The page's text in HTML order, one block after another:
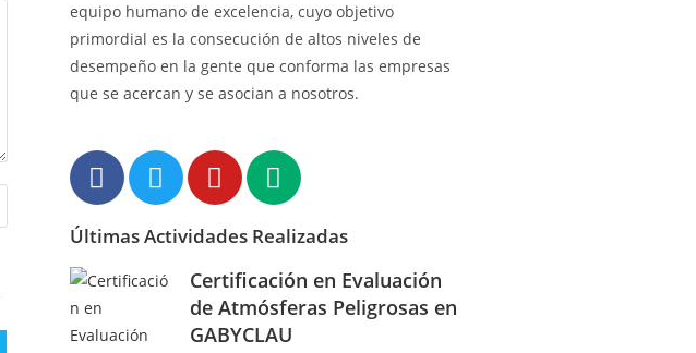
equipo humano de excelencia, cuyo objetivo
primordial es la consecución de altos niveles de
desempeño en la gente que conforma las empresas
que se acercan y se asocian a nosotros.
Últimas Actividades Realizadas
Certificación en Evaluación
de Atmósferas Peligrosas en
GABYCLAU